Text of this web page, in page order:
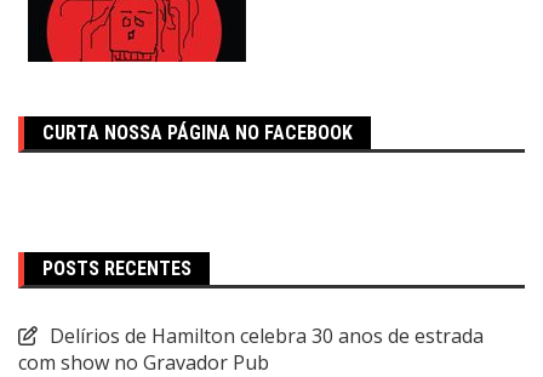
CURTA NOSSA PÁGINA NO FACEBOOK
POSTS RECENTES
Delírios de Hamilton celebra 30 anos de estrada
com show no Gravador Pub